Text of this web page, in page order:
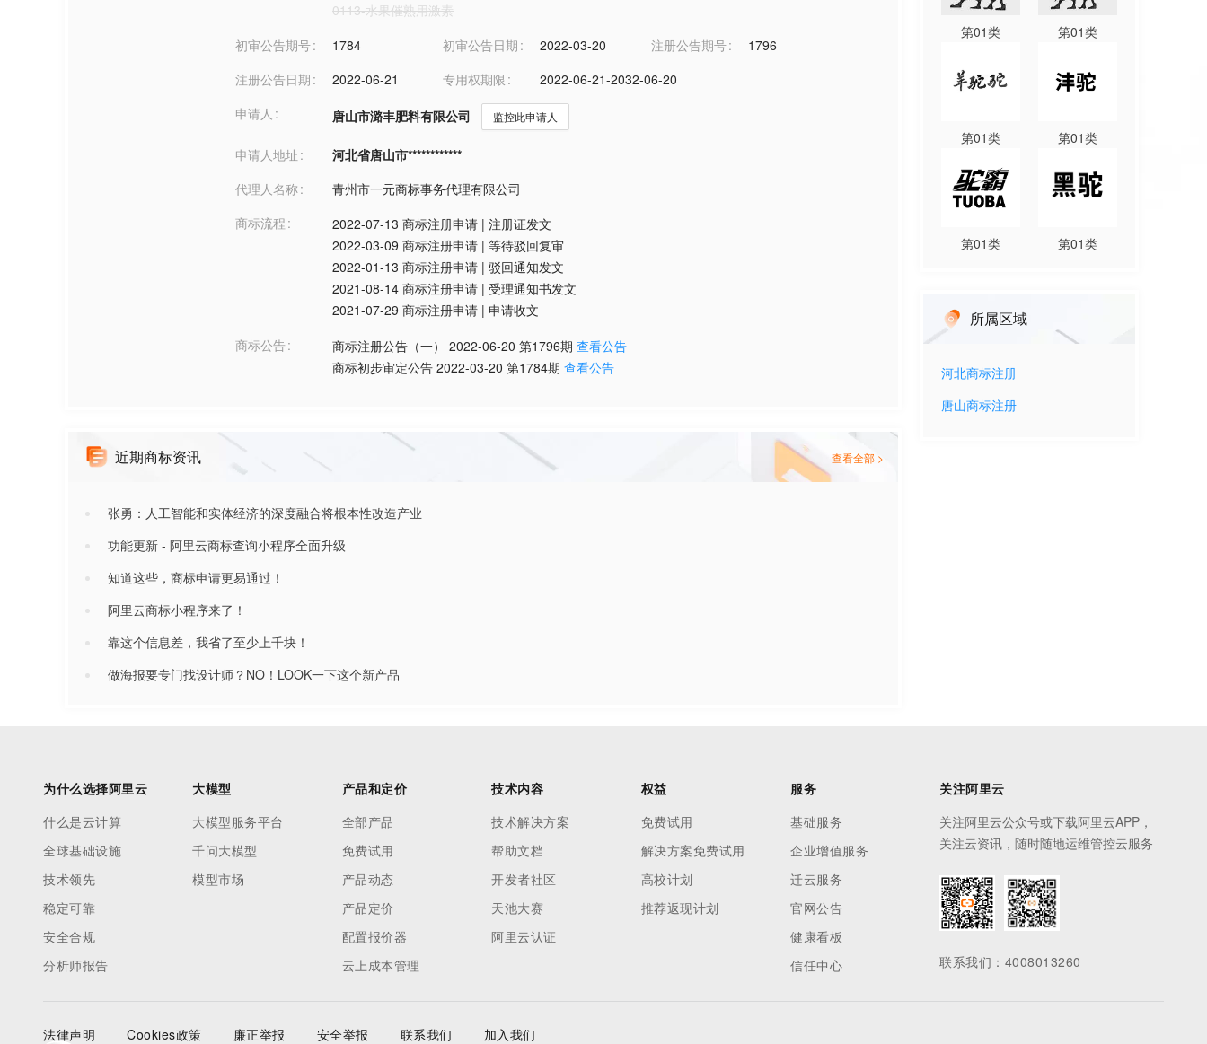
0113-水果催熟用激素
初审公告期号
1784 初审公告日期 2022-03-20 注册公告期号
1796
注册公告日期
2022-06-21 专用权期限
2022-06-21-2032-06-20
申请人
唐山市潞丰肥料有限公司 监控此申请人
申请人地址
河北省唐山市************
代理人名称
青州市一元商标事务代理有限公司
商标流程
2022-07-13 商标注册申请 | 注册证发文
2022-03-09 商标注册申请 | 等待驳回复审
2022-01-13 商标注册申请 | 驳回通知发文
2021-08-14 商标注册申请 | 受理通知书发文
2021-07-29 商标注册申请 | 申请收文
商标公告
商标注册公告（一） 2022-06-20 第1796期 查看公告
商标初步审定公告 2022-03-20 第1784期 查看公告
近期商标资讯 查看全部 >
张勇：人工智能和实体经济的深度融合将根本性改造产业
功能更新 - 阿里云商标查询小程序全面升级
知道这些，商标申请更易通过！
阿里云商标小程序来了！
靠这个信息差，我省了至少上千块！
做海报要专门找设计师？NO！LOOK一下这个新产品
第01类 第01类
第01类 第01类
第01类 第01类
所属区域
河北商标注册
唐山商标注册